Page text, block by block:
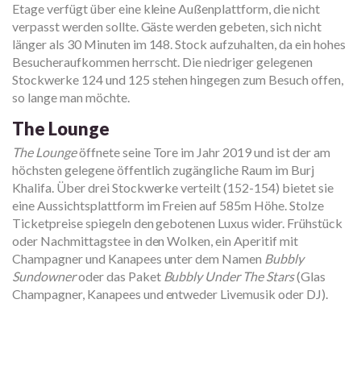
Etage verfügt über eine kleine Außenplattform, die nicht
verpasst werden sollte. Gäste werden gebeten, sich nicht
länger als 30 Minuten im 148. Stock aufzuhalten, da ein hohes
Besucheraufkommen herrscht. Die niedriger gelegenen
Stockwerke 124 und 125 stehen hingegen zum Besuch offen,
so lange man möchte.
The Lounge
The Loungeöffnete seine Tore im Jahr 2019 und ist der am
höchsten gelegene öffentlich zugängliche Raum im Burj
Khalifa. Über drei Stockwerke verteilt (152-154) bietet sie
eine Aussichtsplattform im Freien auf 585m Höhe. Stolze
Ticketpreise spiegeln den gebotenen Luxus wider. Frühstück
oder Nachmittagstee in den Wolken, ein Aperitif mit
Champagner und Kanapees unter dem Namen Bubbly
Sundowneroder das Paket Bubbly Under The Stars(Glas
Champagner, Kanapees und entweder Livemusik oder DJ).